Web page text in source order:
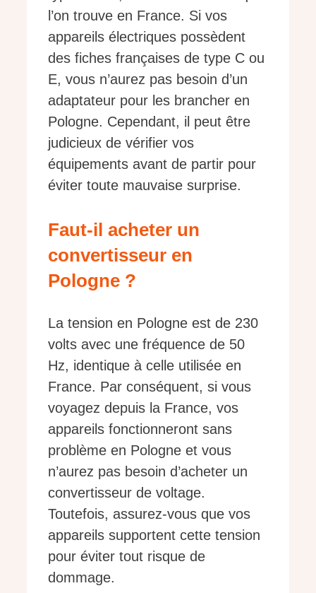
l’on trouve en France. Si vos
appareils électriques possèdent
des fiches françaises de type C ou
E, vous n’aurez pas besoin d’un
adaptateur pour les brancher en
Pologne. Cependant, il peut être
judicieux de vérifier vos
équipements avant de partir pour
éviter toute mauvaise surprise.
Faut-il acheter un
convertisseur en
Pologne ?
La tension en Pologne est de 230
volts avec une fréquence de 50
Hz, identique à celle utilisée en
France. Par conséquent, si vous
voyagez depuis la France, vos
appareils fonctionneront sans
problème en Pologne et vous
n’aurez pas besoin d’acheter un
convertisseur de voltage.
Toutefois, assurez-vous que vos
appareils supportent cette tension
pour éviter tout risque de
dommage.